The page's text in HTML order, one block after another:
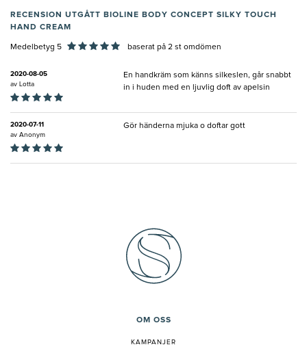
RECENSION UTGÅTT BIOLINE BODY CONCEPT SILKY TOUCH
HAND CREAM
Medelbetyg 5 baserat på 2 st omdömen
2020-08-05
av Lotta
En handkräm som känns silkeslen, går snabbt
in i huden med en ljuvlig doft av apelsin
2020-07-11
av Anonym
Gör händerna mjuka o doftar gott
OM OSS
KAMPANJER